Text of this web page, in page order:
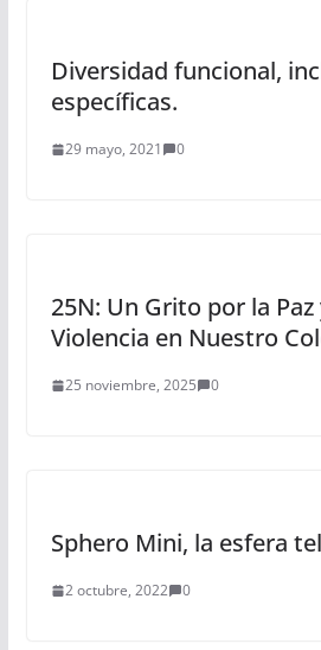
Diversidad funcional,
específicas.
29 mayo, 2021 0
25N: Un Grito por la Paz
Violencia en Nuestro
25 noviembre, 2025 0
Sphero Mini, la esfera
2 octubre, 2022 0